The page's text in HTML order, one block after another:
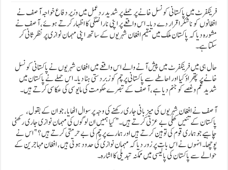
فرینکفرٹ میں پاکستانی کونسل خانے پر حملے پر شدید ردعمل میں وزیر دفاع خواجہ آصف نے
افغانوں کو ناشکرا قرار دے دیا۔ اس واقعے پر اپنی ناراضگی کا اظہار کرتے ہوئے، آصف نے
مشورہ دیا کہ پاکستان ملک میں مقیم افغان شہریوں کے ساتھ اپنی مہمان نوازی پر نظر ثانی کر
سکتا ہے۔
حال ہی میں فرینکفرٹ میں پیش آنے والے اس واقعے میں افغان شہریوں نے پاکستانی کونسل
خانے پر پتھراؤ کیا اور احاطے سے پاکستانی پرچم کو زبردستی ہٹا دیا۔ اس حملے نے پاکستان میں
شدید غم و غصے کو جنم دیا ہے، آصف کے تبصرے حکومت کی مایوسی کی عکاسی کرتے ہیں۔
آصف نے افغان شہریوں کی میزبانی جاری رکھنے کی وجہ پر سوال اٹھایا، جو ان کے بقول،
پاکستان کے تئیں کھلی بے عزتی کرتے ہیں۔ “کیا ہمیں ان لوگوں کی مہمان نوازی جاری رکھنی
چاہیے جو ہماری قوم کی توہین کرتے ہیں اور ہمارے پرچم کی بے حرمتی کرتے ہیں؟” اس نے
پوچھا۔ انہوں نے اس بات پر زور دیا کہ مہمان نوازی کی حدود ہوتی ہیں، افغان مہاجرین کے
حوالے سے پاکستان کی پالیسی میں ممکنہ تبدیلی کا اشارہ۔